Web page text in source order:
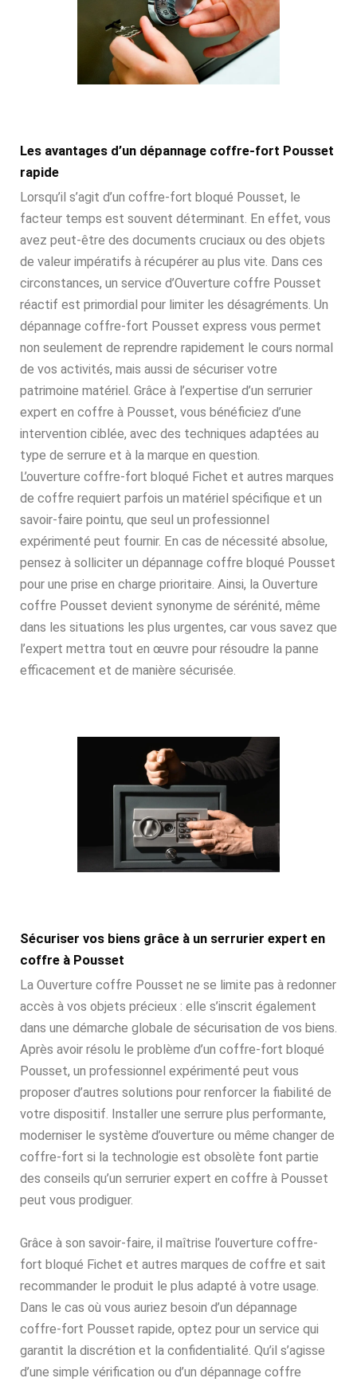
Les avantages d’un dépannage coffre-fort Pousset
rapide
Lorsqu’il s’agit d’un coffre-fort bloqué Pousset, le
facteur temps est souvent déterminant. En effet, vous
avez peut-être des documents cruciaux ou des objets
de valeur impératifs à récupérer au plus vite. Dans ces
circonstances, un service d’Ouverture coffre Pousset
réactif est primordial pour limiter les désagréments. Un
dépannage coffre-fort Pousset express vous permet
non seulement de reprendre rapidement le cours normal
de vos activités, mais aussi de sécuriser votre
patrimoine matériel. Grâce à l’expertise d’un serrurier
expert en coffre à Pousset, vous bénéficiez d’une
intervention ciblée, avec des techniques adaptées au
type de serrure et à la marque en question.
L’ouverture coffre-fort bloqué Fichet et autres marques
de coffre requiert parfois un matériel spécifique et un
savoir-faire pointu, que seul un professionnel
expérimenté peut fournir. En cas de nécessité absolue,
pensez à solliciter un dépannage coffre bloqué Pousset
pour une prise en charge prioritaire. Ainsi, la Ouverture
coffre Pousset devient synonyme de sérénité, même
dans les situations les plus urgentes, car vous savez que
l’expert mettra tout en œuvre pour résoudre la panne
efficacement et de manière sécurisée.
Sécuriser vos biens grâce à un serrurier expert en
coffre à Pousset
La Ouverture coffre Pousset ne se limite pas à redonner
accès à vos objets précieux : elle s’inscrit également
dans une démarche globale de sécurisation de vos biens.
Après avoir résolu le problème d’un coffre-fort bloqué
Pousset, un professionnel expérimenté peut vous
proposer d’autres solutions pour renforcer la fiabilité de
votre dispositif. Installer une serrure plus performante,
moderniser le système d’ouverture ou même changer de
coffre-fort si la technologie est obsolète font partie
des conseils qu’un serrurier expert en coffre à Pousset
peut vous prodiguer.
Grâce à son savoir-faire, il maîtrise l’ouverture coffre-
fort bloqué Fichet et autres marques de coffre et sait
recommander le produit le plus adapté à votre usage.
Dans le cas où vous auriez besoin d’un dépannage
coffre-fort Pousset rapide, optez pour un service qui
garantit la discrétion et la confidentialité. Qu’il s’agisse
d’une simple vérification ou d’un dépannage coffre